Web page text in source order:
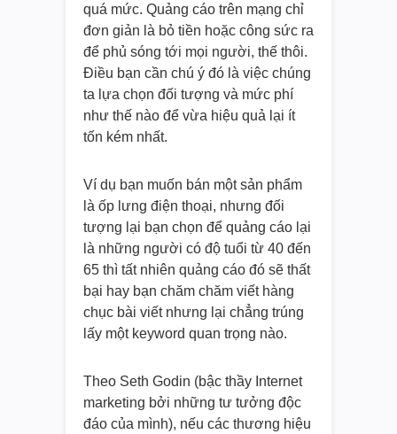
quá mức. Quảng cáo trên mạng chỉ
đơn giản là bỏ tiền hoặc công sức ra
để phủ sóng tới mọi người, thế thôi.
Điều bạn cần chú ý đó là việc chúng
ta lựa chọn đối tượng và mức phí
như thế nào để vừa hiệu quả lại ít
tốn kém nhất.
Ví dụ bạn muốn bán một sản phẩm
là ốp lưng điện thoại, nhưng đối
tượng lại bạn chọn để quảng cáo lại
là những người có độ tuổi từ 40 đến
65 thì tất nhiên quảng cáo đó sẽ thất
bại hay bạn chăm chăm viết hàng
chục bài viết nhưng lại chẳng trúng
lấy một keyword quan trọng nào.
Theo Seth Godin (bậc thầy Internet
marketing bởi những tư tưởng độc
đáo của mình), nếu các thương hiệu